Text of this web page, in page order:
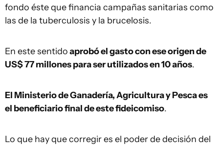
fondo éste que financia campañas sanitarias como
las de la tuberculosis y la brucelosis.
En este sentidoaprobó el gasto con ese origen de
US$ 77 millones para ser utilizados en 10 años.
El Ministerio de Ganadería, Agricultura y Pesca es
el beneficiario final de este fideicomiso.
Lo que hay que corregir es el poder de decisión del